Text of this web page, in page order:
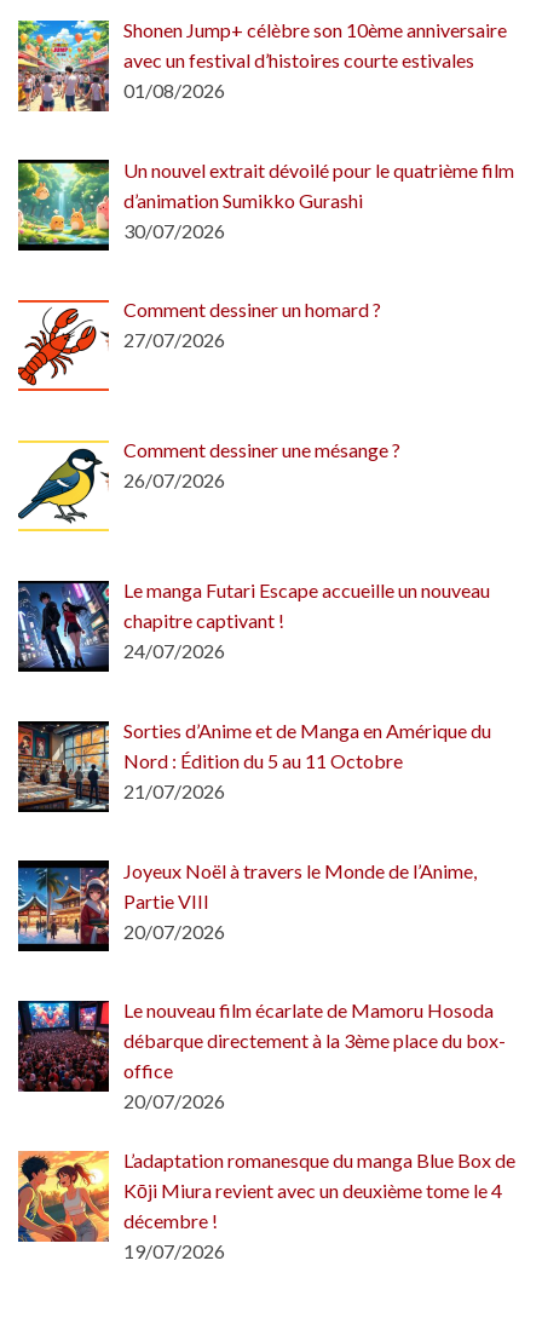
Shonen Jump+ célèbre son 10ème anniversaire
avec un festival d’histoires courte estivales
01/08/2026
Un nouvel extrait dévoilé pour le quatrième film
d’animation Sumikko Gurashi
30/07/2026
Comment dessiner un homard ?
27/07/2026
Comment dessiner une mésange ?
26/07/2026
Le manga Futari Escape accueille un nouveau
chapitre captivant !
24/07/2026
Sorties d’Anime et de Manga en Amérique du
Nord : Édition du 5 au 11 Octobre
21/07/2026
Joyeux Noël à travers le Monde de l’Anime,
Partie VIII
20/07/2026
Le nouveau film écarlate de Mamoru Hosoda
débarque directement à la 3ème place du box-
office
20/07/2026
L’adaptation romanesque du manga Blue Box de
Kōji Miura revient avec un deuxième tome le 4
décembre !
19/07/2026